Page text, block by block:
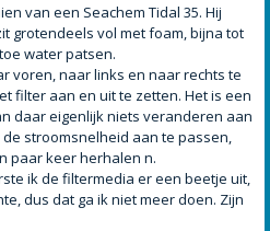
van een Seachem Tidal 35. Hij
grotendeels vol met foam, bijna tot
water patsen.
voren, naar links en naar rechts te
filter aan en uit te zetten. Het is een
daar eigenlijk niets veranderen aan
stroomsnelheid aan te passen,
paar keer herhalen n.
ik de filtermedia er een beetje uit,
dus dat ga ik niet meer doen. Zijn